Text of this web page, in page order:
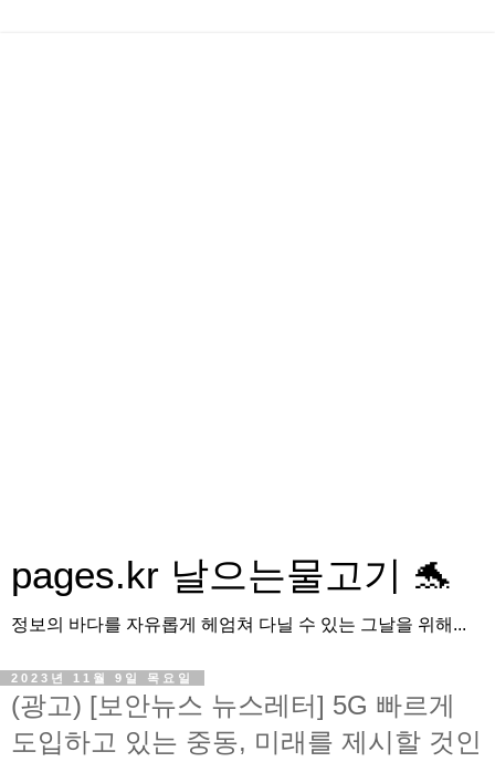
pages.kr 날으는물고기 🐬
정보의 바다를 자유롭게 헤엄쳐 다닐 수 있는 그날을 위해...
2023년 11월 9일 목요일
(광고) [보안뉴스 뉴스레터] 5G 빠르게
도입하고 있는 중동, 미래를 제시할 것인